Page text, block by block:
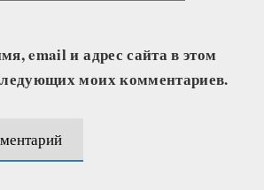
email и адрес сайта в этом
моих комментариев.